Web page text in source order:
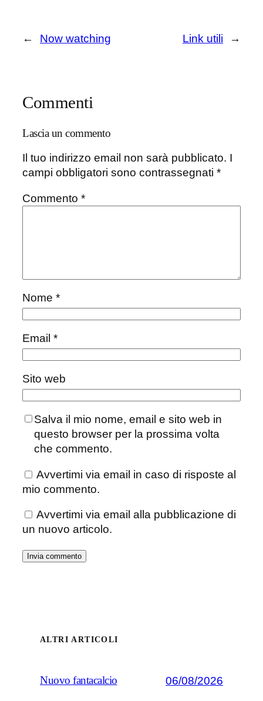
← Now watching Link utili →
Commenti
Lascia un commento
Il tuo indirizzo email non sarà pubblicato. I
campi obbligatori sono contrassegnati *
Commento *
Nome *
Email *
Sito web
Salva il mio nome, email e sito web in
questo browser per la prossima volta
che commento.
Avvertimi via email in caso di risposte al
mio commento.
Avvertimi via email alla pubblicazione di
un nuovo articolo.
ALTRI ARTICOLI
Nuovo fantacalcio 06/08/2026